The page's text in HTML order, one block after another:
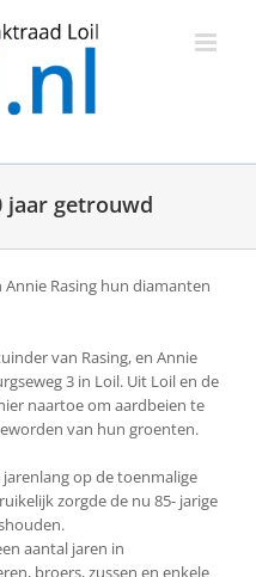
jaar getrouwd
Rasing hun diamanten
van Rasing, en Annie
3 in Loil. Uit Loil en de
naartoe om aardbeien te
van hun groenten.
op de toenmalige
zorgde de nu 85- jarige
aantal jaren in
broers, zussen en enkele